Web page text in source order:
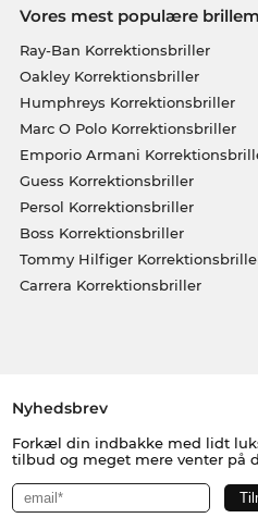
Vores mest populære
Ray-Ban Korrektionsbriller
Oakley Korrektionsbriller
Humphreys Korrektionsbriller
Marc O Polo Korrektionsbriller
Emporio Armani
Guess Korrektionsbriller
Persol Korrektionsbriller
Boss Korrektionsbriller
Tommy Hilfiger
Carrera Korrektionsbriller
Nyhedsbrev
Forkæl din indbakke med lidt
tilbud og meget mere venter på